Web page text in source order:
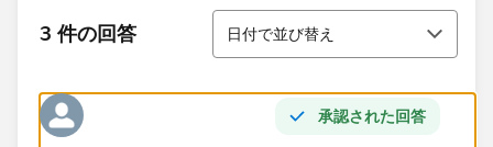
round(([_年休取得合計日数]+[_年休取得予定合計日
数])/sum([当年度付与日数]),4)
round(([_年休取得合計日数])/sum([当年度付与日
数]),4)
3 件の回答
並び替え
日付で並び替え
承認された回答